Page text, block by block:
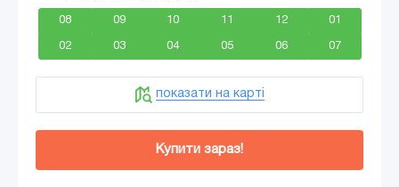
08 09 10 11 12 01
02 03 04 05 06 07
показати на карті
Купити зараз!